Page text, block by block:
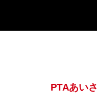
PTAあい